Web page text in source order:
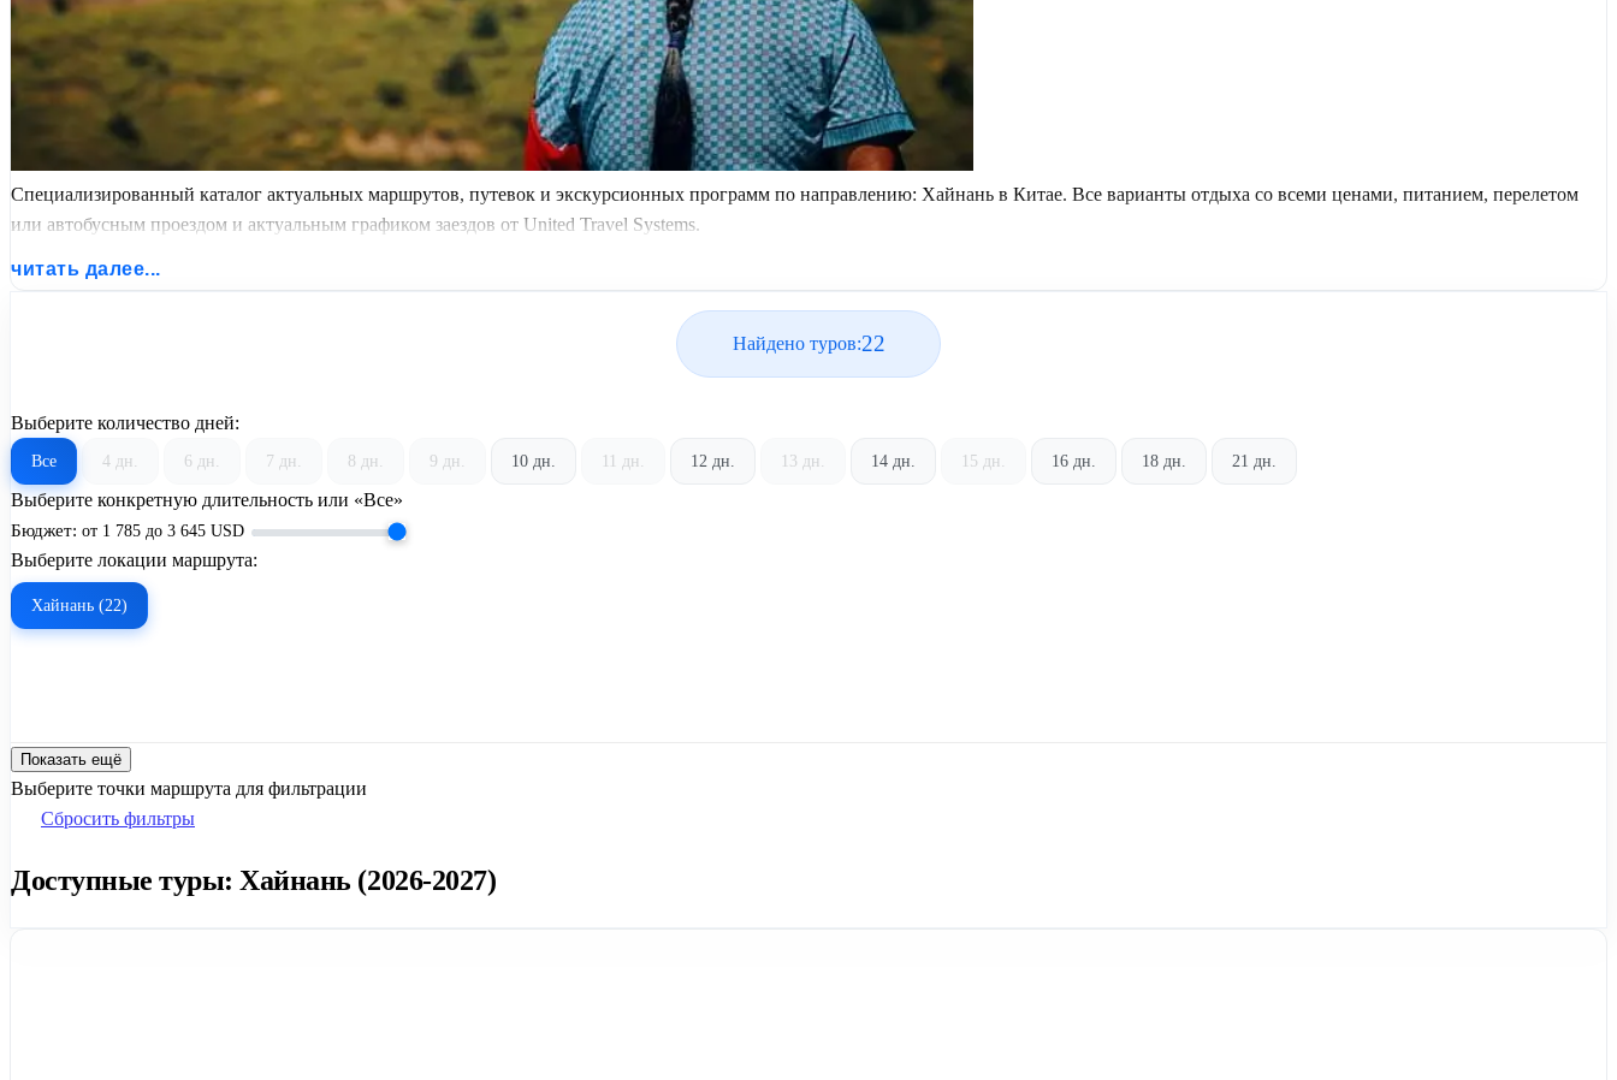
Специализированный каталог актуальных маршрутов, путевок и экскурсионных программ по направлению: Хайнань в Китае. Все варианты отдыха со всеми ценами, питанием, перелетом
или автобусным проездом и актуальным графиком заездов от United Travel Systems.
читать далее...
Найдено туров:22
Выберите количество дней:
Все 4 дн. 6 дн. 7 дн. 8 дн. 9 дн. 10 дн. 11 дн. 12 дн. 13 дн. 14 дн. 15 дн. 16 дн. 18 дн. 21 дн.
Выберите конкретную длительность или «Все»
Бюджет: от 1 785 до 3 645 USD
Выберите локации маршрута:
Хайнань (22)
Показать ещё
Выберите точки маршрута для фильтрации
Сбросить фильтры
Доступные туры: Хайнань (2026-2027)